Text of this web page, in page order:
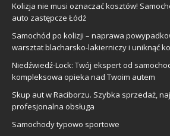
Kolizja nie musi oznaczać kosztów!
auto zastępcze Łódź
Samochód po kolizji – naprawa
warsztat blacharsko-lakierniczy i uniknąć
Niedźwiedź-Lock: Twój ekspert od
kompleksowa opieka nad Twoim autem
Skup aut w Raciborzu. Szybka sprzedaż,
profesjonalna obsługa
Samochody typowo sportowe